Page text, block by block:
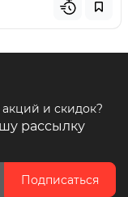
и скидок?
рассылку
Подписаться